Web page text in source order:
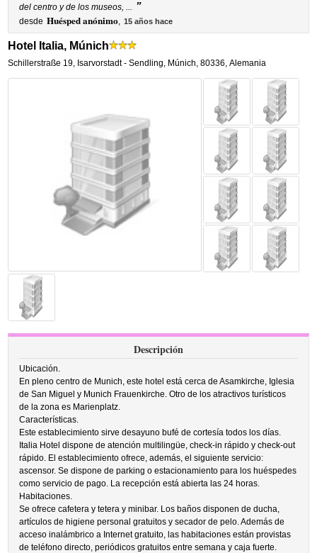
del centro y de los museos, ... ”
desde Huésped anónimo, 15 años hace
Hotel Italia, Múnich
Schillerstraße 19, Isarvorstadt - Sendling, Múnich,80336, Alemania
Descripción
Ubicación.
En pleno centro de Munich, este hotel está cerca de Asamkirche, Iglesia
de San Miguel y Munich Frauenkirche. Otro de los atractivos turísticos
de la zona es Marienplatz.
Características.
Este establecimiento sirve desayuno bufé de cortesía todos los días.
Italia Hotel dispone de atención multilingüe, check-in rápido y check-out
rápido. El establecimiento ofrece, además, el siguiente servicio:
ascensor. Se dispone de parking o estacionamiento para los huéspedes
como servicio de pago. La recepción está abierta las 24 horas.
Habitaciones.
Se ofrece cafetera y tetera y minibar. Los baños disponen de ducha,
artículos de higiene personal gratuitos y secador de pelo. Además de
acceso inalámbrico a Internet gratuito, las habitaciones están provistas
de teléfono directo, periódicos gratuitos entre semana y caja fuerte.